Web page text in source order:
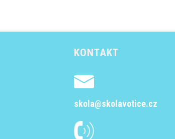
KONTAKT
skola@skolavotice.cz